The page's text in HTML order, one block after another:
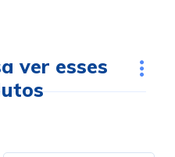
ver esses